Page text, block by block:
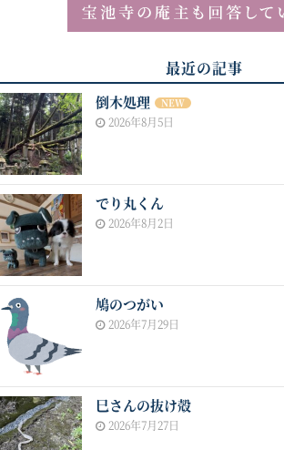
最近の記事
倒木処理 NEW
2026年8月5日
でり丸くん
2026年8月2日
鳩のつがい
2026年7月29日
巳さんの抜け殻
2026年7月27日